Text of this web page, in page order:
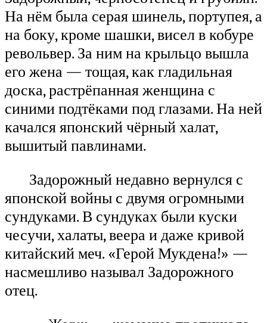
На нём была серая шинель, портупея, а
на боку, кроме шашки, висел в кобуре
револьвер. За ним на крыльцо вышла
его жена — тощая, как гладильная
доска, растрёпанная женщина с
синими подтёками под глазами. На ней
качался японский чёрный халат,
вышитый павлинами.
Задорожный недавно вернулся с
японской войны с двумя огромными
сундуками. В сундуках были куски
чесучи, халаты, веера и даже кривой
китайский меч. «Герой Мукдена!» —
насмешливо называл Задорожного
отец.